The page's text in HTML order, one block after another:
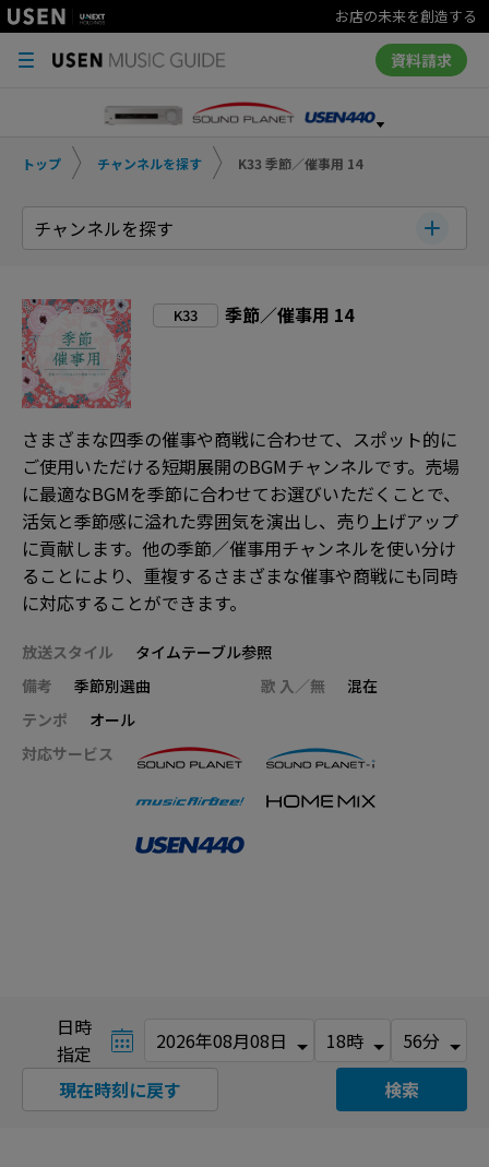
お店の未来を創造する
資料請求
トップ チャンネルを探す K33 季節／催事用 14
チャンネルを探す
K33 季節／催事用 14
さまざまな四季の催事や商戦に合わせて、スポット的に
ご使用いただける短期展開のBGMチャンネルです。売場
に最適なBGMを季節に合わせてお選びいただくことで、
活気と季節感に溢れた雰囲気を演出し、売り上げアップ
に貢献します。他の季節／催事用チャンネルを使い分け
ることにより、重複するさまざまな催事や商戦にも同時
に対応することができます。
放送スタイル
タイムテーブル参照
備考
季節別選曲 歌 入／無
混在
テンポ
オール
対応サービス
日時
指定
検索
現在時刻に戻す